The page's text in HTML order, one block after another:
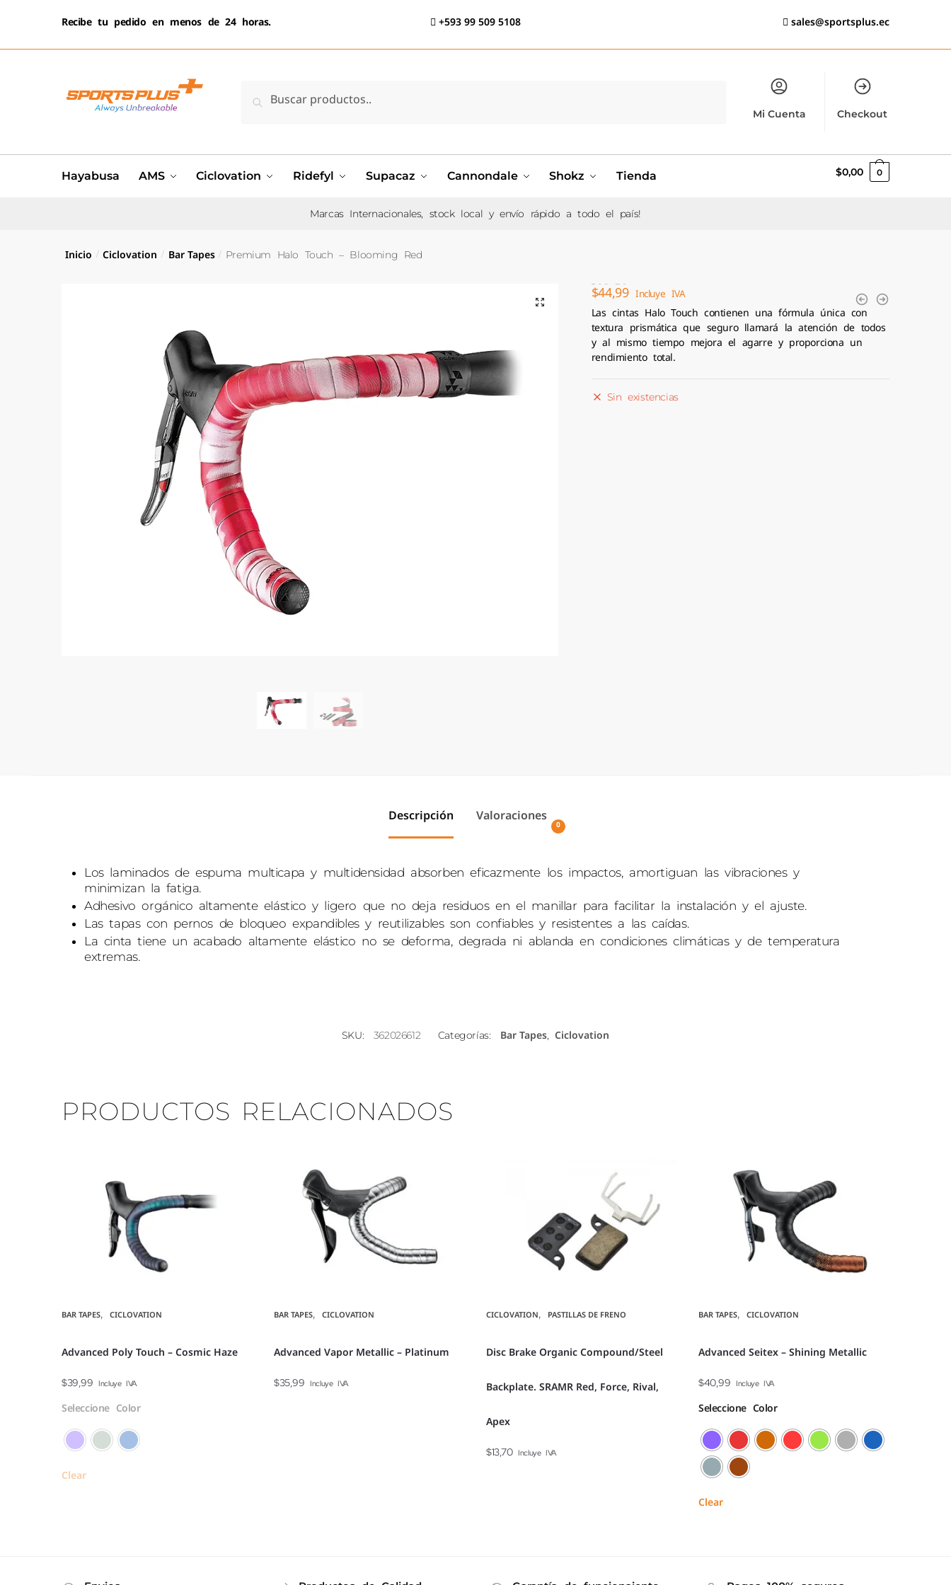
Recibe tu pedido en menos de 24 horas. +593 99 509 5108 sales@sportsplus.ec
Buscar
Mi Cuenta Checkout
Hayabusa AMS Ciclovation Ridefyl Supacaz Cannondale Shokz Tienda $0,00 0
Marcas Internacionales, stock local y envío rápido a todo el país!
Inicio / Ciclovation / Bar Tapes / Premium Halo Touch – Blooming Red
$44,99 Incluye IVA
Las cintas Halo Touch contienen una fórmula única con
textura prismática que seguro llamará la atención de todos
y al mismo tiempo mejora el agarre y proporciona un
rendimiento total.
Sin existencias
Descripción Valoraciones 0
Los laminados de espuma multicapa y multidensidad absorben eficazmente los impactos, amortiguan las vibraciones y
minimizan la fatiga.
Adhesivo orgánico altamente elástico y ligero que no deja residuos en el manillar para facilitar la instalación y el ajuste.
Las tapas con pernos de bloqueo expandibles y reutilizables son confiables y resistentes a las caídas.
La cinta tiene un acabado altamente elástico no se deforma, degrada ni ablanda en condiciones climáticas y de temperatura
extremas.
SKU: 362026612 Categorías: Bar Tapes, Ciclovation
PRODUCTOS RELACIONADOS
BAR TAPES,CICLOVATION
Advanced Poly Touch – Cosmic Haze
$39,99 Incluye IVA
Seleccione Color
Clear
BAR TAPES,CICLOVATION
Advanced Vapor Metallic – Platinum
$35,99 Incluye IVA
CICLOVATION, PASTILLAS DE FRENO
Disc Brake Organic Compound/Steel
Backplate. SRAMR Red, Force, Rival,
Apex
$13,70 Incluye IVA
BAR TAPES,CICLOVATION
Advanced Seitex – Shining Metallic
$40,99 Incluye IVA
Seleccione Color
Clear